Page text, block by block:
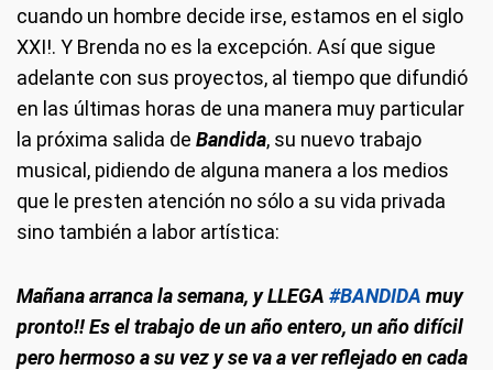
cuando un hombre decide irse, estamos en el siglo
XXI!. Y Brenda no es la excepción. Así que sigue
adelante con sus proyectos, al tiempo que difundió
en las últimas horas de una manera muy particular
la próxima salida de Bandida, su nuevo trabajo
musical, pidiendo de alguna manera a los medios
que le presten atención no sólo a su vida privada
sino también a labor artística:
Mañana arranca la semana, y LLEGA #BANDIDA muy
pronto!! Es el trabajo de un año entero, un año difícil
pero hermoso a su vez y se va a ver reflejado en cada